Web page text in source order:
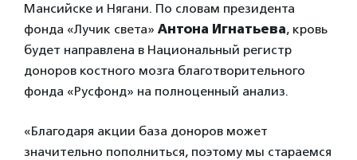
Мансийске и Нягани. По словам президента
фонда «Лучик света» Антона Игнатьева, кровь
будет направлена в Национальный регистр
доноров костного мозга благотворительного
фонда «Русфонд» на полноценный анализ.
«Благодаря акции база доноров может
значительно пополниться, поэтому мы стараемся